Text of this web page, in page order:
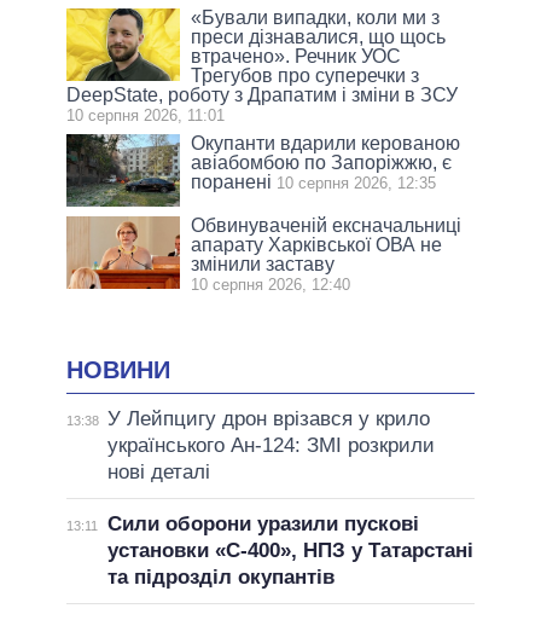
«Бували випадки, коли ми з
преси дізнавалися, що щось
втрачено». Речник УОС
Трегубов про cуперечки з
DeepState, роботу з Драпатим і зміни в ЗСУ
10 серпня 2026, 11:01
Окупанти вдарили керованою
авіабомбою по Запоріжжю, є
поранені 10 серпня 2026, 12:35
Обвинуваченій ексначальниці
апарату Харківської ОВА не
змінили заставу
10 серпня 2026, 12:40
НОВИНИ
13:38 У Лейпцигу дрон врізався у крило
українського Ан-124: ЗМІ розкрили
нові деталі
13:11
Сили оборони уразили пускові
установки «С-400», НПЗ у Татарстані
та підрозділ окупантів